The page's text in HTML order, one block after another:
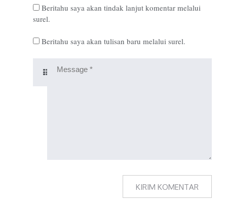
Beritahu saya akan tindak lanjut komentar melalui
surel.
Beritahu saya akan tulisan baru melalui surel.